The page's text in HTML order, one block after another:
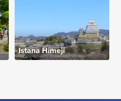
Istana Himeji